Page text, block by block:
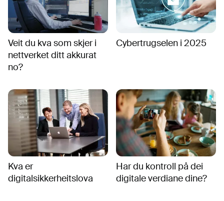
Veit du kva som skjer i
nettverket ditt akkurat
no?
Cybertrugselen i 2025
Kva er
digitalsikkerheitslova
Har du kontroll på dei
digitale verdiane dine?